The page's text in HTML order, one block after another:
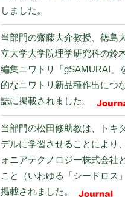
しました。
当部門の齋藤大介教授、徳島
立大学大学院理学研究科の鈴
編集ニワトリ「gSAMURAI」
的なニワトリ新品種作出につ
誌に掲載されました。
当部門の松田修助教は、トキ
デルに学習させることにより
ォニアテクノロジー株式会社
こと（いわゆる「シードロス
掲載されました。